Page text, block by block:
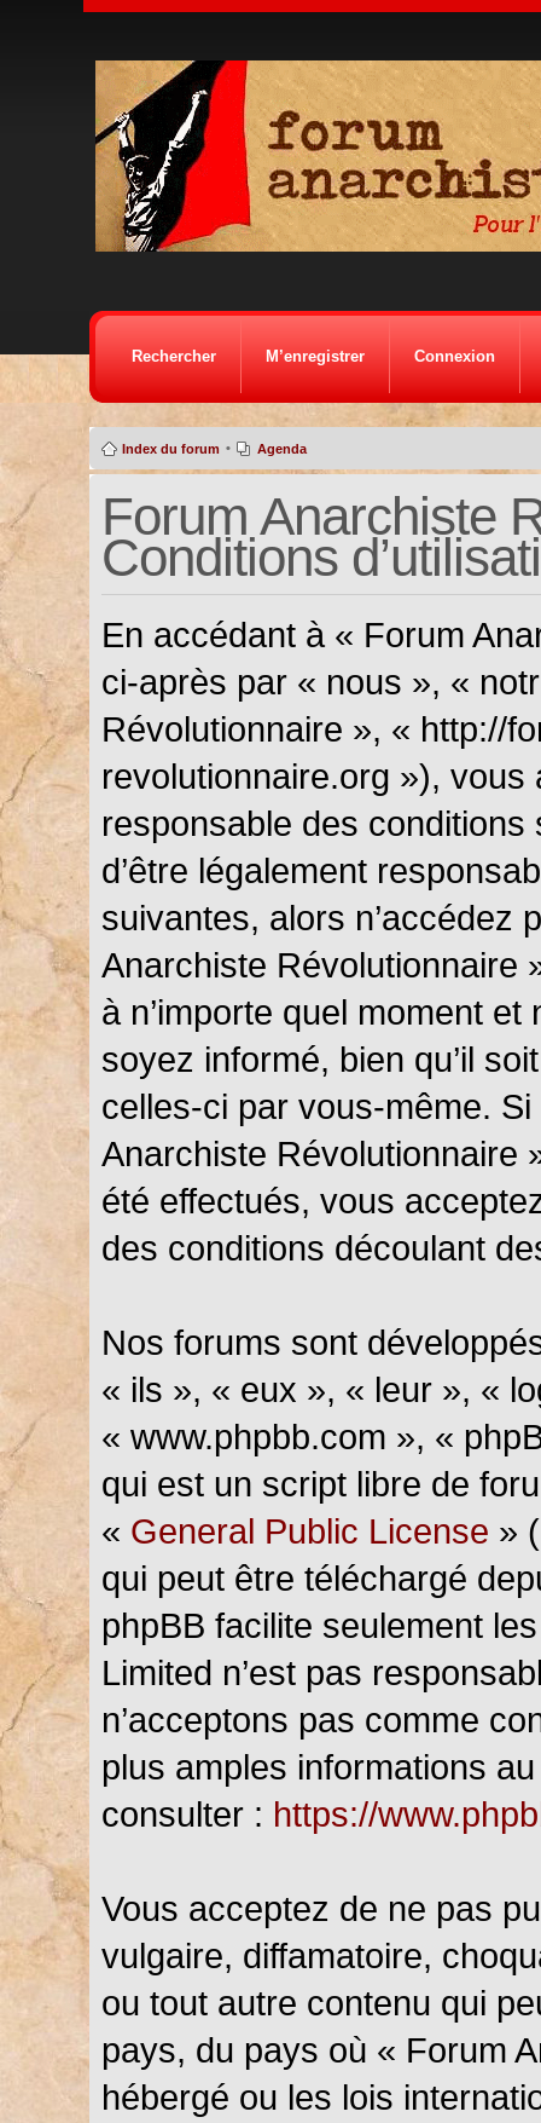
Rechercher M’enregistrer Connexion
Index du forum • Agenda
Forum Anarchiste
Conditions
En accédant à « Forum
ci-après par « nous », «
Révolutionnaire », « http://
revolutionnaire.org »), vous
responsable des conditions
d’être légalement
suivantes, alors n’accédez
Anarchiste Révolutionnaire
à n’importe quel moment
soyez informé, bien qu’il
celles-ci par vous-même.
Anarchiste Révolutionnaire
été effectués, vous
des conditions découlant
Nos forums sont
« ils », « eux », « leur », «
« www.phpbb.com », «
qui est un script libre de
« General Public License »
qui peut être téléchargé
phpBB facilite seulement
Limited n’est pas
n’acceptons pas comme
plus amples informations
consulter : https://
Vous acceptez de ne pas
vulgaire, diffamatoire,
ou tout autre contenu qui
pays, du pays où « Forum
hébergé ou les lois